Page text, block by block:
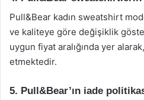
Pull&Bear kadın sweatshirt
ve kaliteye göre değişiklik
uygun fiyat aralığında yer
etmektedir.
5. Pull&Bear’ın iade